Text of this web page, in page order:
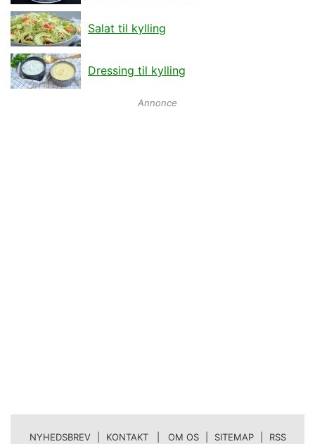
Salat til kylling
Dressing til kylling
Annonce
NYHEDSBREV KONTAKT | OM OS SITEMAP RSS